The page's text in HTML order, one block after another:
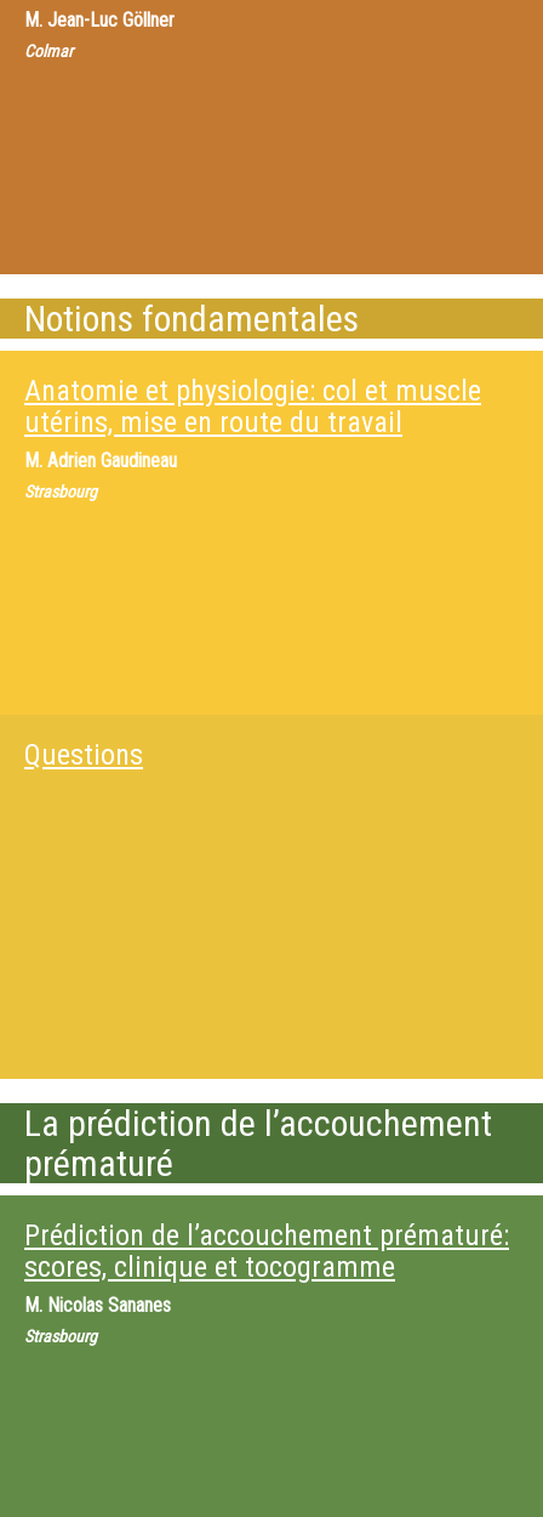
M. Jean-Luc Göllner
Colmar
Notions fondamentales
Anatomie et physiologie: col et muscle
utérins, mise en route du travail
M. Adrien Gaudineau
Strasbourg
Questions
La prédiction de l’accouchement
prématuré
Prédiction de l’accouchement prématuré:
scores, clinique et tocogramme
M. Nicolas Sananes
Strasbourg